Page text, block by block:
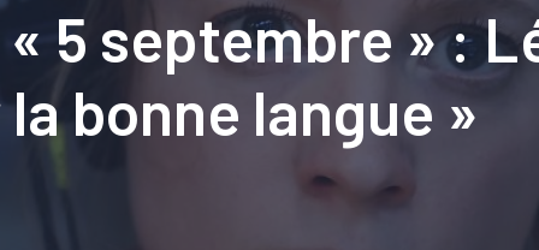
5 septembre » :
bonne langue »